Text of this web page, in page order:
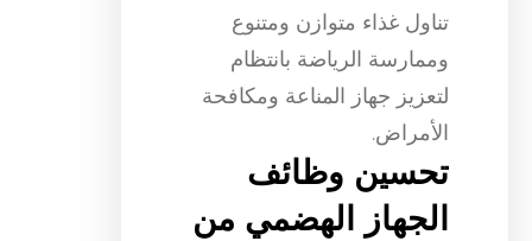
تناول غذاء متوازن ومتنوع
وممارسة الرياضة بانتظام
لتعزيز جهاز المناعة ومكافحة
الأمراض.
تحسين وظائف
الجهاز الهضمي من